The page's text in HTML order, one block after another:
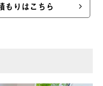
もりはこちら